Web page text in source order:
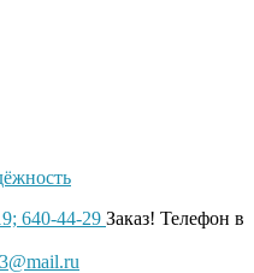
640-44-29 Заказ! Телефон в